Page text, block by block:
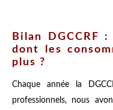
Bilan DGCCRF
dont les
plus ?
Chaque année la
professionnels, nous